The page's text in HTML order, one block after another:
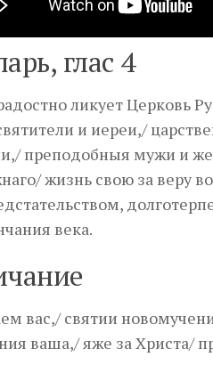
глас 4
ликует Церковь
и иереи,/
преподобныя мужи и
жизнь свою за веру
века.
вас,/ святии
ваша,/ яже за Христа/